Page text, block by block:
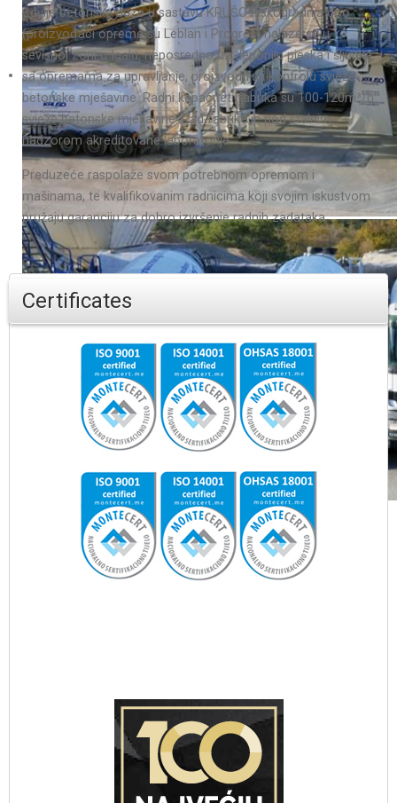
- dvije betonske baze u sastavu KRUŠO niskogradnja doo
(proizvođači opreme su Leblan i Progres) nalaze se u
sevisnoj zoni u Igalu, neposredno uz deponiju pjeska i šljunka,
sa opremama za upravljanje, proizvodnju i kontrolu svježe
betonske mješavine. Radni kapaciteti fabrika su 100-120m³/h
svježe betonske mješavine. Rad fabrike je pod stalnim
nadzorom akreditovane laboratorije.
Preduzeće raspolaže svom potrebnom opremom i
mašinama, te kvalifikovanim radnicima koji svojim iskustvom
pružaju garanciju za dobro izvršenje radnih zadataka.
Certificates